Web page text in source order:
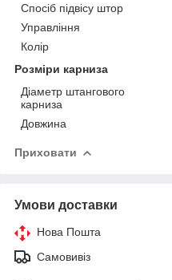
Спосіб підвісу штор
Управління
Колір
Розміри карниза
Діаметр штангового
карниза
Довжина
Приховати
Умови доставки
Нова Пошта
Самовивіз